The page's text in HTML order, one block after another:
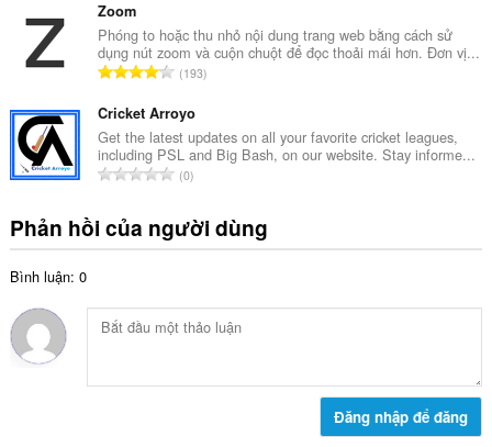
g
:p
h
ạ
n
g
:
g
s
ố
ế
p
h
ạ
g
:
Zoom
Phóng to hoặc thu nhỏ nội dung trang web bằng cách sử
dụng nút zoom và cuộn chuột để đọc thoải mái hơn. Đơn vị...
T
n
g
s
ố
ế
p
n
g
193
Cricket Arroyo
Get the latest updates on all your favorite cricket leagues,
including PSL and Big Bash, on our website. Stay informe...
T
g
x
ế
ạ
0
Phản hồi của người dùng
Bình luận: 0
Đăng nhập để đăng